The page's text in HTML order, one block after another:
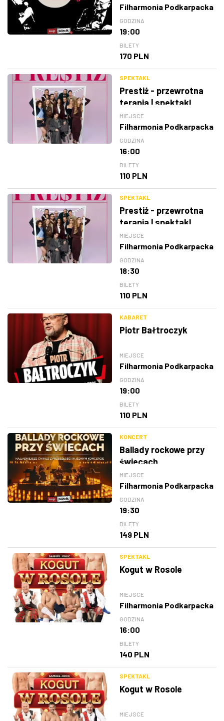
Filharmonia Podkarpacka
GODZINA
19:00
BILETY
170 PLN
SPEKTAKL
Prestiż - przewrotna
terapia | spektakl
MIEJSCE
Filharmonia Podkarpacka
GODZINA
16:00
BILETY
110 PLN
SPEKTAKL
Prestiż - przewrotna
terapia | spektakl
MIEJSCE
Filharmonia Podkarpacka
GODZINA
18:30
BILETY
110 PLN
KABARET
Piotr Bałtroczyk
MIEJSCE
Filharmonia Podkarpacka
GODZINA
19:00
BILETY
110 PLN
KONCERT
Ballady rockowe przy
świecach
MIEJSCE
Filharmonia Podkarpacka
GODZINA
19:30
BILETY
149 PLN
SPEKTAKL
Kogut w Rosole
MIEJSCE
Filharmonia Podkarpacka
GODZINA
16:00
BILETY
140 PLN
SPEKTAKL
Kogut w Rosole
MIEJSCE